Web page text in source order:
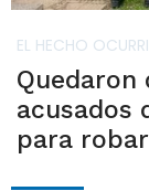
EL HECHO
acusados
para